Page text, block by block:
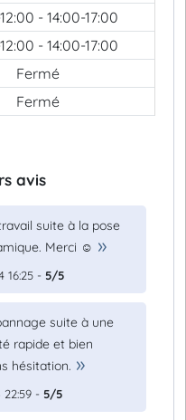
- 14:00-17:00
- 14:00-17:00
Fermé
Fermé
avis
suite à la pose
Merci ☺️
16:25 - 5/5
suite à une
rapide et bien
hésitation.
- 5/5